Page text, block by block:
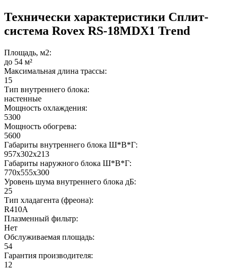
Технически характеристики Сплит-
система Rovex RS-18MDX1 Trend
Площадь, м2:
до 54 м²
Максимальная длина трассы:
15
Тип внутреннего блока:
настенные
Мощность охлаждения:
5300
Мощность обогрева:
5600
Габариты внутреннего блока Ш*В*Г:
957х302х213
Габариты наружного блока Ш*В*Г:
770х555х300
Уровень шума внутреннего блока дБ:
25
Тип хладагента (фреона):
R410A
Плазменный фильтр:
Нет
Обслуживаемая площадь:
54
Гарантия производителя:
12